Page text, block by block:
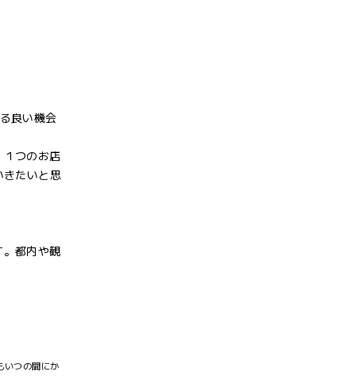
良い機会
つのお店
たいと思
都内や観
いつの間にか